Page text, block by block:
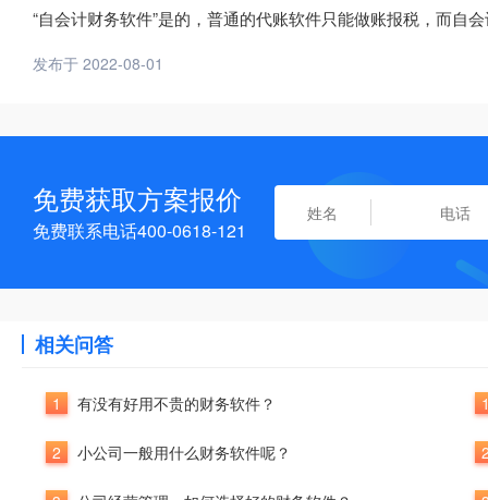
“自会计财务软件”是的，普通的代账软件只能做账报税，而自
发布于 2022-08-01
免费获取方案报价
免费联系电话400-0618-121
相关问答
1 有没有好用不贵的财务软件？
2 小公司一般用什么财务软件呢？